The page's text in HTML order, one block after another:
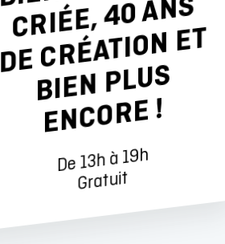
S
T
S
E !
De 13h à 19h
Gratuit